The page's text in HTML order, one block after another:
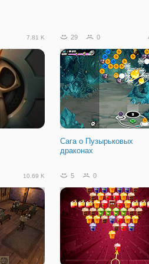
7.81 K 29 0
Сага о Пузырьковых
драконах
10.69 K 5 0